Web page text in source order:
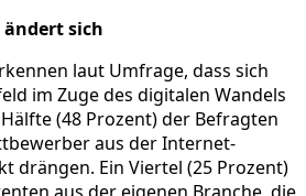
sich
laut Umfrage, dass sich
im Zuge des digitalen Wandels
(48 Prozent) der Befragten
aus der Inter­net­
drängen. Ein Viertel (25 Prozent)